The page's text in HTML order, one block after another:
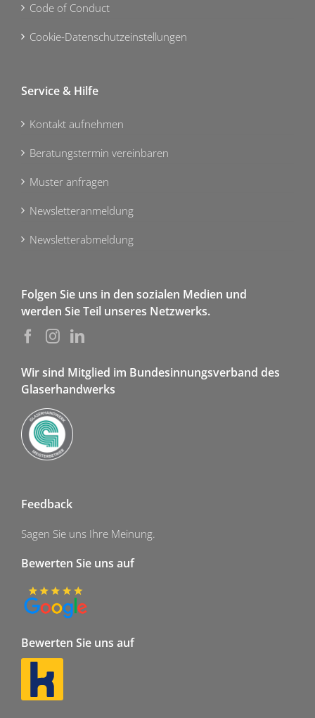
Code of Conduct
Cookie-Datenschutzeinstellungen
Service & Hilfe
Kontakt aufnehmen
Beratungstermin vereinbaren
Muster anfragen
Newsletteranmeldung
Newsletterabmeldung
Folgen Sie uns in den sozialen Medien und
werden Sie Teil unseres Netzwerks.
Wir sind Mitglied im Bundesinnungsverband des
Glaserhandwerks
Feedback
Sagen Sie uns Ihre Meinung.
Bewerten Sie uns auf
Bewerten Sie uns auf